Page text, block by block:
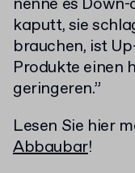
nenne es
kaputt, sie
brauchen, ist
Produkte einen
geringeren.”
Lesen Sie hier
Abbaubar!